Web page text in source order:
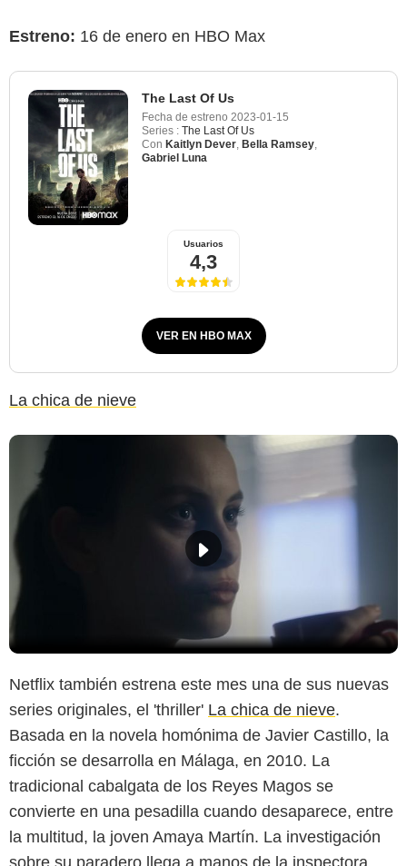
Estreno: 16 de enero en HBO Max
The Last Of Us
Fecha de estreno 2023-01-15
Series : The Last Of Us
Con Kaitlyn Dever, Bella Ramsey,
Gabriel Luna
Usuarios
4,3
VER EN HBO MAX
La chica de nieve
Netflix también estrena este mes una de sus nuevas
series originales, el 'thriller' La chica de nieve.
Basada en la novela homónima de Javier Castillo, la
ficción se desarrolla en Málaga, en 2010. La
tradicional cabalgata de los Reyes Magos se
convierte en una pesadilla cuando desaparece, entre
la multitud, la joven Amaya Martín. La investigación